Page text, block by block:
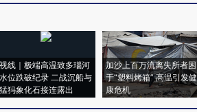
视线｜极端高温致多瑙河
水位跌破纪录 二战沉船与
猛犸象化石接连露出
加沙上百万流离失所者困
于“塑料烤箱” 高温引发健
康危机